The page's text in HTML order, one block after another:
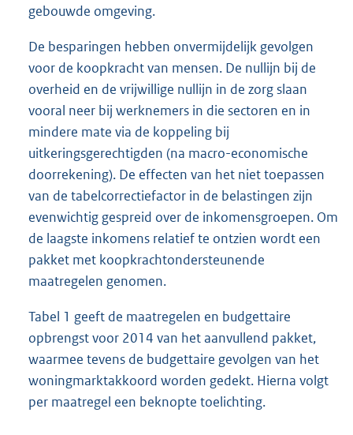
gebouwde omgeving.
De besparingen hebben onvermijdelijk gevolgen
voor de koopkracht van mensen. De nullijn bij de
overheid en de vrijwillige nullijn in de zorg slaan
vooral neer bij werknemers in die sectoren en in
mindere mate via de koppeling bij
uitkeringsgerechtigden (na macro-economische
doorrekening). De effecten van het niet toepassen
van de tabelcorrectiefactor in de belastingen zijn
evenwichtig gespreid over de inkomensgroepen. Om
de laagste inkomens relatief te ontzien wordt een
pakket met koopkrachtondersteunende
maatregelen genomen.
Tabel 1 geeft de maatregelen en budgettaire
opbrengst voor 2014 van het aanvullend pakket,
waarmee tevens de budgettaire gevolgen van het
woningmarktakkoord worden gedekt. Hierna volgt
per maatregel een beknopte toelichting.